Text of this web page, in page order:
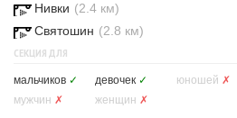
Нивки (2.4 км)
Святошин (2.8 км)
СЕКЦИЯ ДЛЯ
мальчиков ✓ девочек ✓ юношей ✗
мужчин ✗ женщин ✗